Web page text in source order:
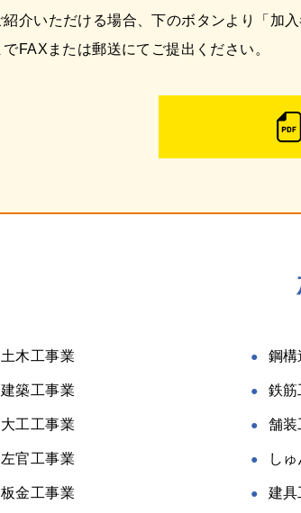
紹介いただける場合、下のボタンより「加
でFAXまたは郵送にてご提出ください。
土木工事業 鋼構
建築工事業 鉄筋
大工工事業 舗装
左官工事業 し
板金工事業 建具